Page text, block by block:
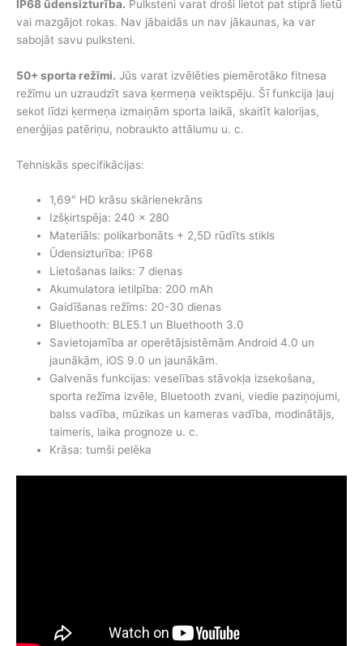
IP68 ūdensizturība. Pulksteni varat droši lietot pat stiprā lietū
vai mazgājot rokas. Nav jābaidās un nav jākaunas, ka var
sabojāt savu pulksteni.
50+ sporta režīmi. Jūs varat izvēlēties piemērotāko fitnesa
režīmu un uzraudzīt sava ķermeņa veiktspēju. Šī funkcija ļauj
sekot līdzi ķermeņa izmaiņām sporta laikā, skaitīt kalorijas,
enerģijas patēriņu, nobraukto attālumu u. c.
Tehniskās specifikācijas:
1,69″ HD krāsu skārienekrāns
Izšķirtspēja: 240 x 280
Materiāls: polikarbonāts + 2,5D rūdīts stikls
Ūdensizturība: IP68
Lietošanas laiks: 7 dienas
Akumulatora ietilpība: 200 mAh
Gaidīšanas režīms: 20-30 dienas
Bluethooth: BLE5.1 un Bluethooth 3.0
Savietojamība ar operētājsistēmām Android 4.0 un
jaunākām, iOS 9.0 un jaunākām.
Galvenās funkcijas: veselības stāvokļa izsekošana,
sporta režīma izvēle, Bluetooth zvani, viedie paziņojumi,
balss vadība, mūzikas un kameras vadība, modinātājs,
taimeris, laika prognoze u. c.
Krāsa: tumši pelēka